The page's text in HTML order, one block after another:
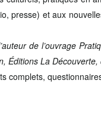
presse) et aux
de l’ouvrage
Éditions La
complets,